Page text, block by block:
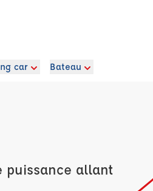
car Bateau
puissance allant